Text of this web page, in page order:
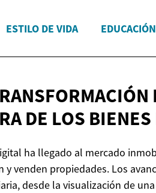
ESTILO DE VIDA
DE LOS BIENES
ha llegado al mercado
y venden propiedades. Los
desde la visualización de